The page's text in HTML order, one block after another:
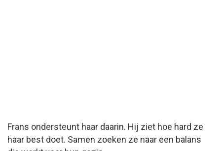
Frans ondersteunt haar daarin. Hij ziet hoe hard ze
haar best doet. Samen zoeken ze naar een balans